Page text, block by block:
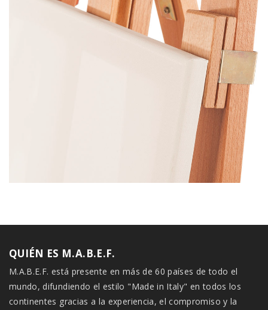
QUIÉN ES M.A.B.E.F.
M.A.B.E.F. está presente en más de 60 países de todo el
mundo, difundiendo el estilo "Made in Italy" en todos los
continentes gracias a la experiencia, el compromiso y la